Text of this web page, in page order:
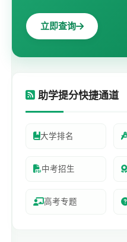
立即查询
助学提分快捷通道
大学排名
中考招生
高考专题